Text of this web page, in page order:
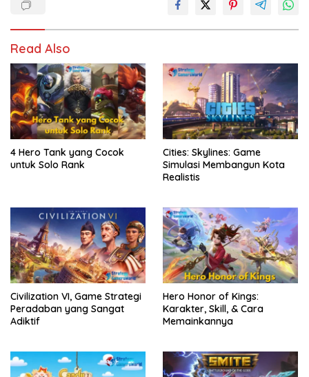
Read Also
4 Hero Tank yang Cocok
untuk Solo Rank
Cities: Skylines: Game
Simulasi Membangun Kota
Realistis
Civilization VI, Game Strategi
Peradaban yang Sangat
Adiktif
Hero Honor of Kings:
Karakter, Skill, & Cara
Memainkannya